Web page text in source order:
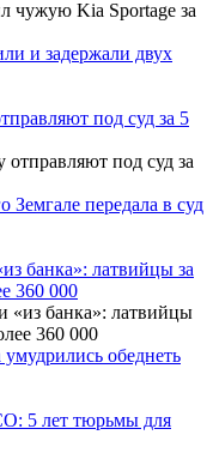
и задержали двух
под суд за 5
Земгале передала в суд
банка»: латвийцы за
360 000
обеднеть
5 лет тюрьмы для